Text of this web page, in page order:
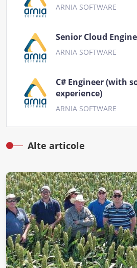
ARNIA SOFTWARE
Senior Cloud
ARNIA SOFTWARE
C# Engineer (with
experience)
ARNIA SOFTWARE
Alte articole